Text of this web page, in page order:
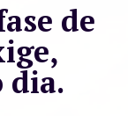
de
dia.